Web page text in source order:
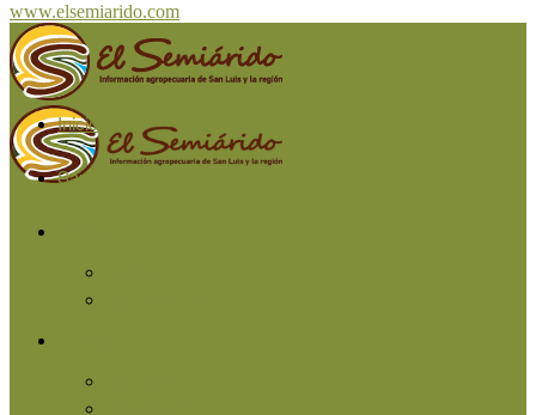
www.elsemiarido.com
Inicio
San Luis